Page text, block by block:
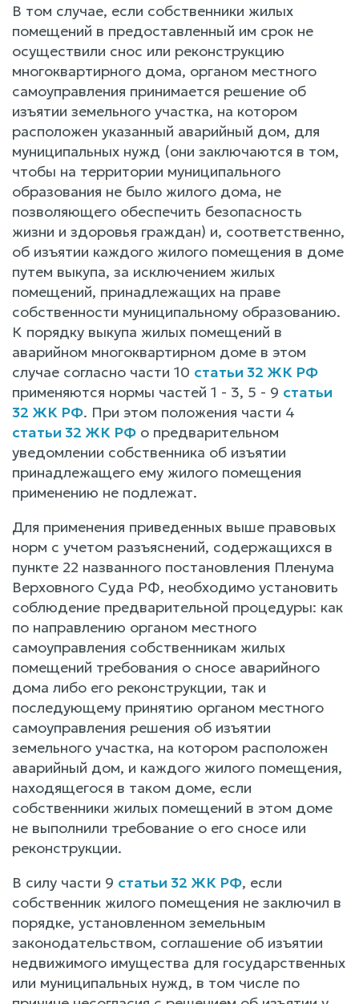
В том случае, если собственники жилых
помещений в предоставленный им срок не
осуществили снос или реконструкцию
многоквартирного дома, органом местного
самоуправления принимается решение об
изъятии земельного участка, на котором
расположен указанный аварийный дом, для
муниципальных нужд (они заключаются в том,
чтобы на территории муниципального
образования не было жилого дома, не
позволяющего обеспечить безопасность
жизни и здоровья граждан) и, соответственно,
об изъятии каждого жилого помещения в доме
путем выкупа, за исключением жилых
помещений, принадлежащих на праве
собственности муниципальному образованию.
К порядку выкупа жилых помещений в
аварийном многоквартирном доме в этом
случае согласно части 10 статьи 32 ЖК РФ
применяются нормы частей 1 - 3, 5 - 9 статьи
32 ЖК РФ. При этом положения части 4
статьи 32 ЖК РФ о предварительном
уведомлении собственника об изъятии
принадлежащего ему жилого помещения
применению не подлежат.
Для применения приведенных выше правовых
норм с учетом разъяснений, содержащихся в
пункте 22 названного постановления Пленума
Верховного Суда РФ, необходимо установить
соблюдение предварительной процедуры: как
по направлению органом местного
самоуправления собственникам жилых
помещений требования о сносе аварийного
дома либо его реконструкции, так и
последующему принятию органом местного
самоуправления решения об изъятии
земельного участка, на котором расположен
аварийный дом, и каждого жилого помещения,
находящегося в таком доме, если
собственники жилых помещений в этом доме
не выполнили требование о его сносе или
реконструкции.
В силу части 9 статьи 32 ЖК РФ, если
собственник жилого помещения не заключил в
порядке, установленном земельным
законодательством, соглашение об изъятии
недвижимого имущества для государственных
или муниципальных нужд, в том числе по